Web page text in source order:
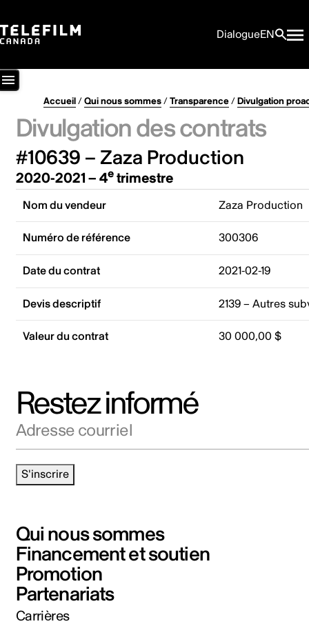
DialogueEN
Accueil/Qui nous sommes/Transparence/Divulgation
Divulgation des contrats
#10639 – Zaza Production
2020-2021 – 4etrimestre
Nom du vendeur Zaza Production
Numéro de référence 300306
Date du contrat 2021-02-19
Devis descriptif 2139 – Autres
Valeur du contrat 30 000,00 $
Restez informé
S'inscrire
Qui nous sommes
Financement et soutien
Promotion
Partenariats
Carrières